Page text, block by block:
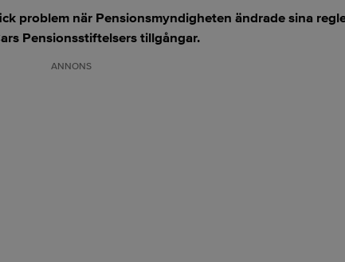
problem när Pensionsmyndigheten ändrade sina
Pensionsstiftelsers tillgångar.
ANNONS